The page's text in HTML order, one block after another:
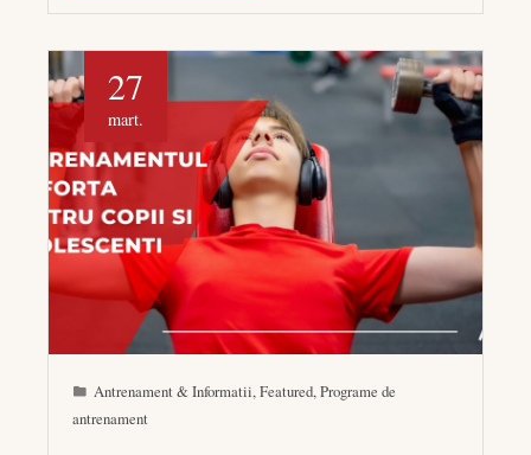
27
mart.
Antrenament & Informatii,Featured,Programe de
antrenament